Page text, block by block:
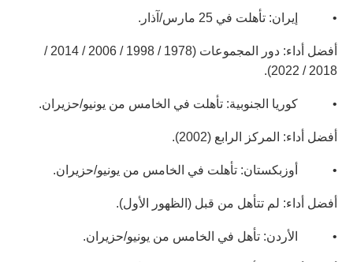
• إيران: تأهلت في 25 مارس/آذار.
أفضل أداء: دور المجموعات (1978 / 1998 / 2006 / 2014 /
2018 / 2022).
• كوريا الجنوبية: تأهلت في الخامس من يونيو/حزيران.
أفضل أداء: المركز الرابع (2002).
• أوزبكستان: تأهلت في الخامس من يونيو/حزيران.
أفضل أداء: لم تتأهل من قبل (الظهور الأول).
• الأردن: تأهل في الخامس من يونيو/حزيران.